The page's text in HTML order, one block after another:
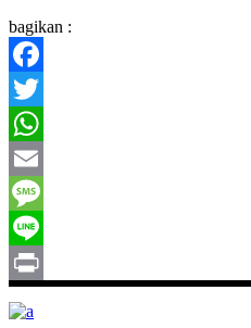
bagikan :
Facebook
Twitter
WhatsApp
Email
Message
Line